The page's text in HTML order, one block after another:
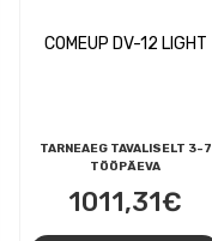
COMEUP DV-12 LIGHT
TARNEAEG TAVALISELT 3-7
TÖÖPÄEVA
1011,31€